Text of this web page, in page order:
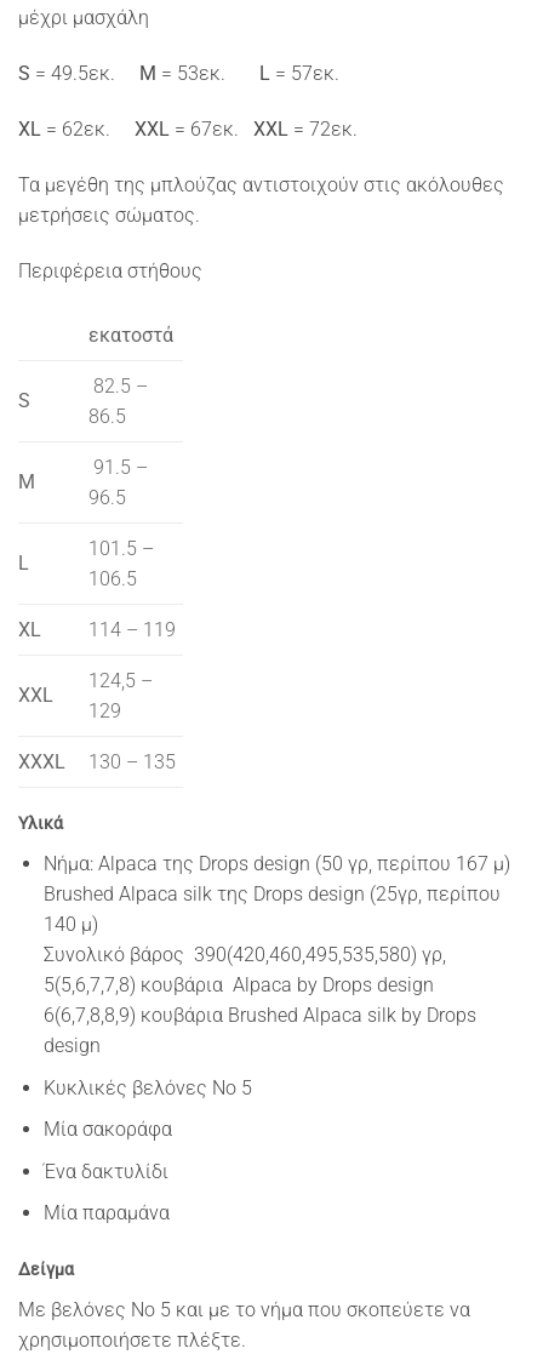
μέχρι μασχάλη
S = 49.5εκ. M = 53εκ. L = 57εκ.
XL = 62εκ. XXL = 67εκ. XXL = 72εκ.
Τα μεγέθη της μπλούζας αντιστοιχούν στις ακόλουθες
μετρήσεις σώματος.
Περιφέρεια στήθους
εκατοστά
S
82.5 –
86.5
M
91.5 –
96.5
L
101.5 –
106.5
XL 114 – 119
XXL
124,5 –
129
XXXL 130 – 135
Υλικά
Νήμα: Alpaca της Drops design (50 γρ, περίπου 167 μ)
Brushed Alpaca silk της Drops design (25γρ, περίπου
140 μ)
Συνολικό βάρος 390(420,460,495,535,580) γρ,
5(5,6,7,7,8) κουβάρια Alpaca by Drops design
6(6,7,8,8,9) κουβάρια Brushed Alpaca silk by Drops
design
Κυκλικές βελόνες Νο 5
Μία σακοράφα
Ένα δακτυλίδι
Μία παραμάνα
Δείγμα
Με βελόνες Νο 5 και με το νήμα που σκοπεύετε να
χρησιμοποιήσετε πλέξτε.